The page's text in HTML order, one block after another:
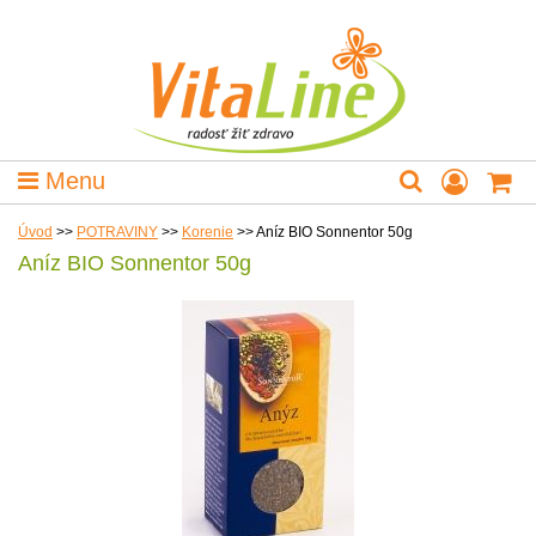
Menu
Úvod >> POTRAVINY >> Korenie >>Aníz BIO Sonnentor 50g
Aníz BIO Sonnentor 50g